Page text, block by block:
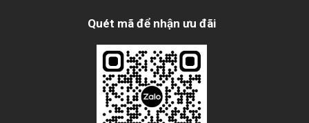
Quét mã để nhận ưu đãi